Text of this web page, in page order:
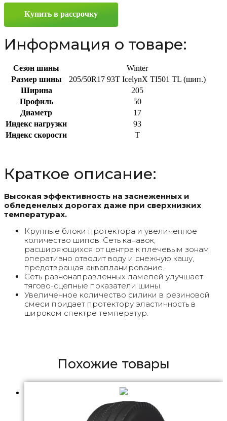
R17
Купить в рассрочку
Информация о товаре:
Сезон шины
Winter
Размер шины
205/50R17 93T IcelynX TI501 TL (шип.)
Ширина
205
Профиль
50
Диаметр
17
Индекс нагрузки
93
Индекс скорости
T
Краткое описание:
Высокая эффективность на заснеженных и
обледенелых дорогах даже при сверхнизких
температурах.
Крупные блоки протектора и увеличенное
количество шипов. Сеть канавок,
расширяющихся от центра к плечевым зонам,
оперативно отводит воду и снежную кашу,
предотвращая аквапланирование.
Сеть разнонаправленных ламелей улучшает
тягово-сцепные показатели шины.
Увеличенное количество силики в резиновой
смеси придает протектору эластичность в
широком спектре температур.
Похожие товары